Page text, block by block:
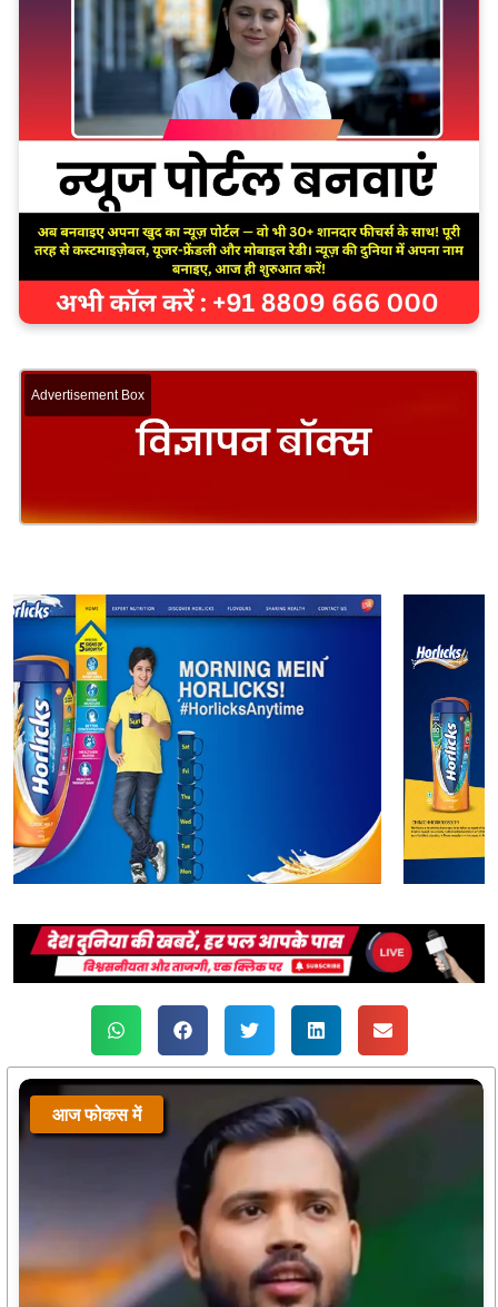
Advertisement Box
आज फोकस में